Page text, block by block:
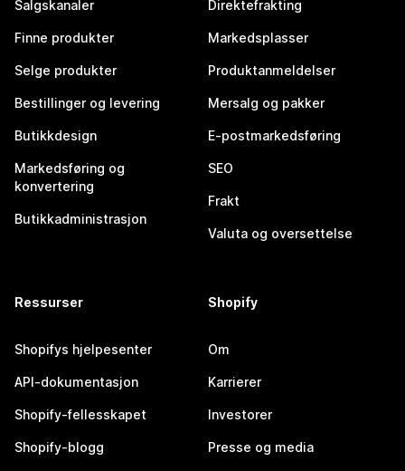
Salgskanaler
Finne produkter
Selge produkter
Bestillinger og levering
Butikkdesign
Markedsføring og
konvertering
Butikkadministrasjon
Direktefrakting
Markedsplasser
Produktanmeldelser
Mersalg og pakker
E-postmarkedsføring
SEO
Frakt
Valuta og oversettelse
Ressurser
Shopifys hjelpesenter
API-dokumentasjon
Shopify-fellesskapet
Shopify-blogg
Shopify
Om
Karrierer
Investorer
Presse og media